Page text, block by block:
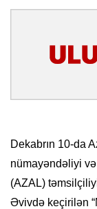
Dekabrın 10-da
nümayəndəliyi və
(AZAL)
Əvivdə keçirilən